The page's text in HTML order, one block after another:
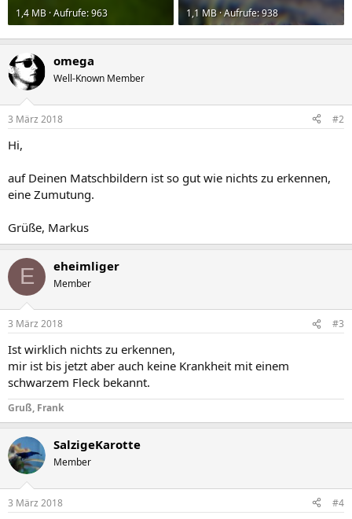
1,4 MB · Aufrufe: 963
1,1 MB · Aufrufe: 938
omega
Well-Known Member
3 März 2018 #2
Hi,
auf Deinen Matschbildern ist so gut wie nichts zu erkennen,
eine Zumutung.
Grüße, Markus
E eheimliger
Member
3 März 2018 #3
Ist wirklich nichts zu erkennen,
mir ist bis jetzt aber auch keine Krankheit mit einem
schwarzem Fleck bekannt.
Gruß, Frank
SalzigeKarotte
Member
3 März 2018 #4